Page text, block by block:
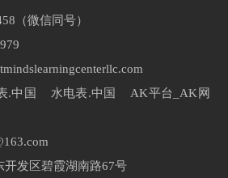
（微信同号）
.中国 水电表.中国 AK平台_AK网
发区碧霞湖南路67号